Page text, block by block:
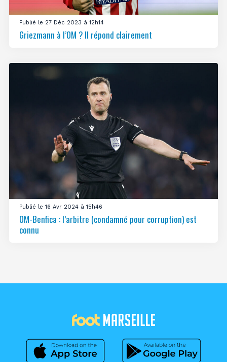
Publié le 27 Déc 2023 à 12h14
Griezmann à l’OM ? Il répond clairement
Publié le 16 Avr 2024 à 15h46
OM-Benfica : l’arbitre (condamné pour corruption) est
connu